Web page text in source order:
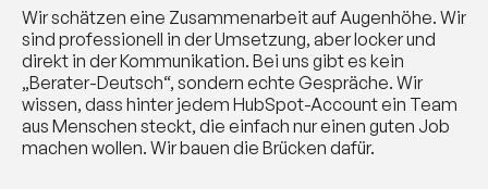
Wir schätzen eine Zusammenarbeit auf Augenhöhe. Wir
sind professionell in der Umsetzung, aber locker und
direkt in der Kommunikation. Bei uns gibt es kein
„Berater-Deutsch“, sondern echte Gespräche. Wir
wissen, dass hinter jedem HubSpot-Account ein Team
aus Menschen steckt, die einfach nur einen guten Job
machen wollen. Wir bauen die Brücken dafür.